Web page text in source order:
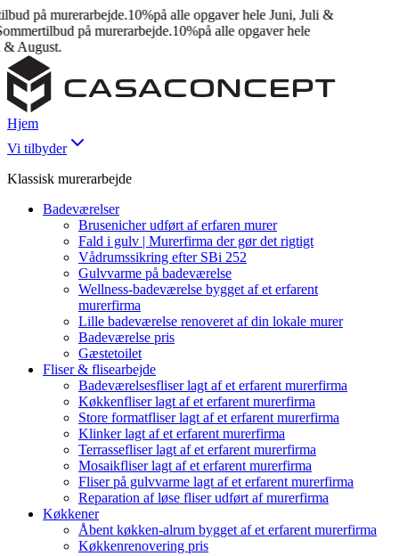
på murerarbejde.10%på alle opgaver hele Juni, Juli &
på murerarbejde.10%på alle opgaver hele
August.
Hjem
Vi tilbyder
Klassisk murerarbejde
Badeværelser
Brusenicher udført af erfaren murer
Fald i gulv | Murerfirma der gør det rigtigt
Vådrumssikring efter SBi 252
Gulvvarme på badeværelse
Wellness-badeværelse bygget af et erfarent
murerfirma
Lille badeværelse renoveret af din lokale murer
Badeværelse pris
Gæstetoilet
Fliser & flisearbejde
Badeværelsesfliser lagt af et erfarent murerfirma
Køkkenfliser lagt af et erfarent murerfirma
Store formatfliser lagt af et erfarent murerfirma
Klinker lagt af et erfarent murerfirma
Terrassefliser lagt af et erfarent murerfirma
Mosaikfliser lagt af et erfarent murerfirma
Fliser på gulvvarme lagt af et erfarent murerfirma
Reparation af løse fliser udført af murerfirma
Køkkener
Åbent køkken-alrum bygget af et erfarent murerfirma
Køkkenrenovering pris